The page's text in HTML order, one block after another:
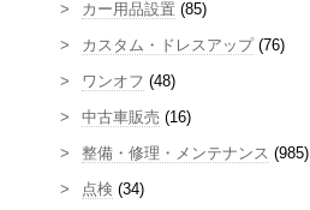
カー用品設置 (85)
カスタム・ドレスアップ(76)
ワンオフ (48)
中古車販売 (16)
整備・修理・メンテナンス (985)
点検 (34)